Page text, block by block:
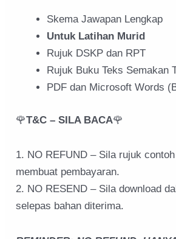
Skema Jawapan Lengkap
Untuk Latihan Murid
Rujuk DSKP dan RPT
Rujuk Buku Teks Semakan
PDF dan Microsoft Words
🌹T&C – SILA BACA🌹
1. NO REFUND – Sila rujuk
membuat pembayaran.
2. NO RESEND – Sila download
selepas bahan diterima.